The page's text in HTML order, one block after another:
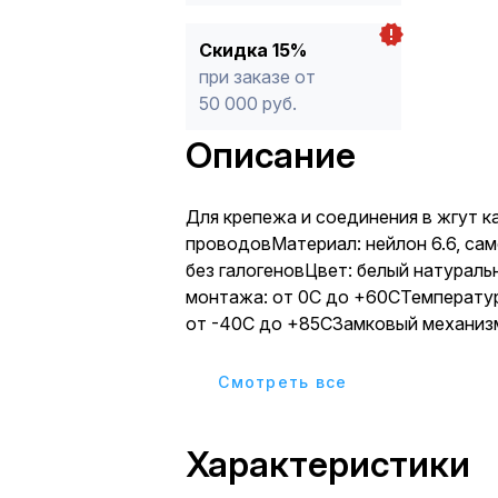
Скидка 15%
при заказе от
50 000 руб.
Описание
Для крепежа и соединения в жгут
проводовМатериал: нейлон 6.6,
без галогеновЦвет: белый
монтажа: от 0С до
от -40С до +85СЗамковый
01 (для стяжек шириной 2.5-4.8
Cмотреть все
Характеристики